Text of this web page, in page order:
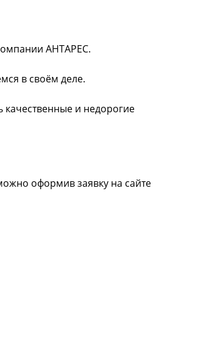
АНТАРЕС.
в своём деле.
и недорогие
оформив заявку на сайте